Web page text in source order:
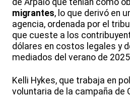
migrantes, lo que derivó en
agencia, ordenada por el
que cueste a los
dólares en costos legales y
mediados del verano de
Kelli Hykes, que trabaja en
voluntaria de la campaña de